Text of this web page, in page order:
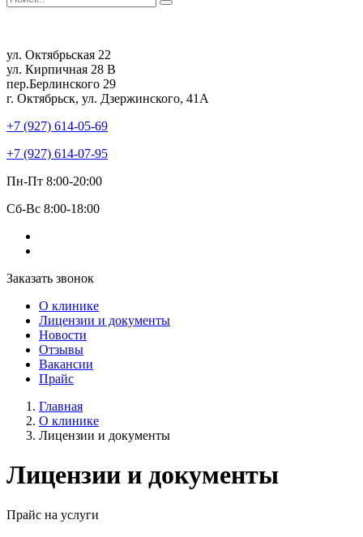
ул. Октябрьская 22
ул. Кирпичная 28 В
пер.Берлинского 29
г. Октябрьск, ул. Дзержинского, 41А
+7 (927) 614-05-69
+7 (927) 614-07-95
Пн-Пт 8:00-20:00
Сб-Вс 8:00-18:00
Заказать звонок
О клинике
Лицензии и документы
Новости
Отзывы
Вакансии
Прайс
Главная
О клинике
Лицензии и документы
Лицензии и документы
Прайс на услуги